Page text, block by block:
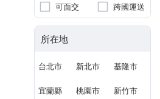
可面交 跨國運送
所在地
台北市 新北市 基隆市
宜蘭縣 桃園市 新竹市